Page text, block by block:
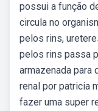
possui a função
circula no
pelos rins,
pelos rins passa
armazenada para
renal por patricia
fazer uma super